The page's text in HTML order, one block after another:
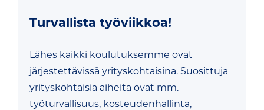
Turvallista työviikkoa!
Lähes kaikki koulutuksemme ovat
järjestettävissä yrityskohtaisina. Suosittuja
yrityskohtaisia aiheita ovat mm.
työturvallisuus, kosteudenhallinta,